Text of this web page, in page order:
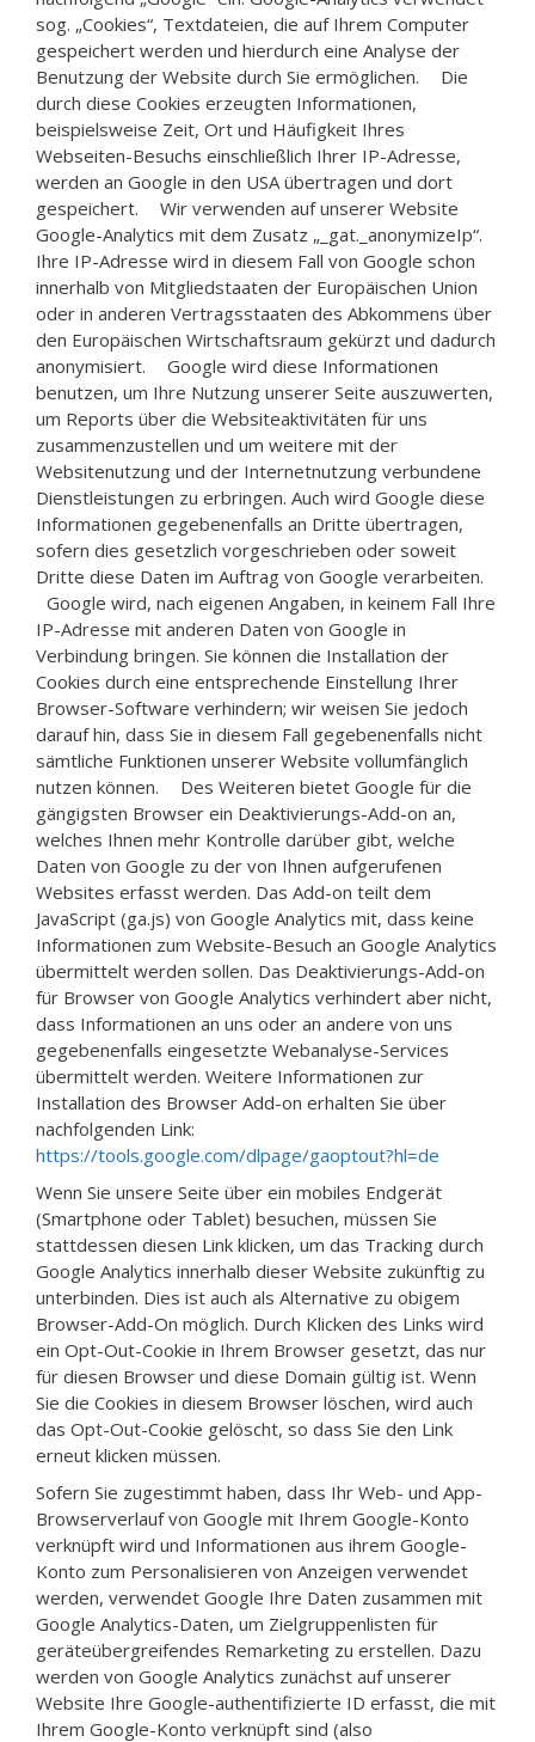
sog. „Cookies“, Textdateien, die auf Ihrem Computer
gespeichert werden und hierdurch eine Analyse der
Benutzung der Website durch Sie ermöglichen. Die
durch diese Cookies erzeugten Informationen,
beispielsweise Zeit, Ort und Häufigkeit Ihres
Webseiten-Besuchs einschließlich Ihrer IP-Adresse,
werden an Google in den USA übertragen und dort
gespeichert. Wir verwenden auf unserer Website
Google-Analytics mit dem Zusatz „_gat._anonymizeIp“.
Ihre IP-Adresse wird in diesem Fall von Google schon
innerhalb von Mitgliedstaaten der Europäischen Union
oder in anderen Vertragsstaaten des Abkommens über
den Europäischen Wirtschaftsraum gekürzt und dadurch
anonymisiert. Google wird diese Informationen
benutzen, um Ihre Nutzung unserer Seite auszuwerten,
um Reports über die Websiteaktivitäten für uns
zusammenzustellen und um weitere mit der
Websitenutzung und der Internetnutzung verbundene
Dienstleistungen zu erbringen. Auch wird Google diese
Informationen gegebenenfalls an Dritte übertragen,
sofern dies gesetzlich vorgeschrieben oder soweit
Dritte diese Daten im Auftrag von Google verarbeiten.
Google wird, nach eigenen Angaben, in keinem Fall Ihre
IP-Adresse mit anderen Daten von Google in
Verbindung bringen. Sie können die Installation der
Cookies durch eine entsprechende Einstellung Ihrer
Browser-Software verhindern; wir weisen Sie jedoch
darauf hin, dass Sie in diesem Fall gegebenenfalls nicht
sämtliche Funktionen unserer Website vollumfänglich
nutzen können. Des Weiteren bietet Google für die
gängigsten Browser ein Deaktivierungs-Add-on an,
welches Ihnen mehr Kontrolle darüber gibt, welche
Daten von Google zu der von Ihnen aufgerufenen
Websites erfasst werden. Das Add-on teilt dem
JavaScript (ga.js) von Google Analytics mit, dass keine
Informationen zum Website-Besuch an Google Analytics
übermittelt werden sollen. Das Deaktivierungs-Add-on
für Browser von Google Analytics verhindert aber nicht,
dass Informationen an uns oder an andere von uns
gegebenenfalls eingesetzte Webanalyse-Services
übermittelt werden. Weitere Informationen zur
Installation des Browser Add-on erhalten Sie über
nachfolgenden Link:
https://tools.google.com/dlpage/gaoptout?hl=de
Wenn Sie unsere Seite über ein mobiles Endgerät
(Smartphone oder Tablet) besuchen, müssen Sie
stattdessen diesen Link klicken, um das Tracking durch
Google Analytics innerhalb dieser Website zukünftig zu
unterbinden. Dies ist auch als Alternative zu obigem
Browser-Add-On möglich. Durch Klicken des Links wird
ein Opt-Out-Cookie in Ihrem Browser gesetzt, das nur
für diesen Browser und diese Domain gültig ist. Wenn
Sie die Cookies in diesem Browser löschen, wird auch
das Opt-Out-Cookie gelöscht, so dass Sie den Link
erneut klicken müssen.
Sofern Sie zugestimmt haben, dass Ihr Web- und App-
Browserverlauf von Google mit Ihrem Google-Konto
verknüpft wird und Informationen aus ihrem Google-
Konto zum Personalisieren von Anzeigen verwendet
werden, verwendet Google Ihre Daten zusammen mit
Google Analytics-Daten, um Zielgruppenlisten für
geräteübergreifendes Remarketing zu erstellen. Dazu
werden von Google Analytics zunächst auf unserer
Website Ihre Google-authentifizierte ID erfasst, die mit
Ihrem Google-Konto verknüpft sind (also